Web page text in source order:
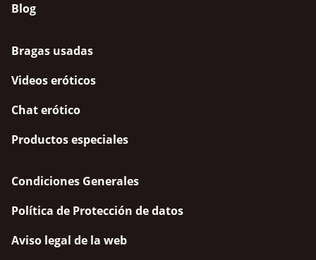
Blog
Bragas usadas
Videos eróticos
Chat erótico
Productos especiales
Condiciones Generales
Política de Protección de datos
Aviso legal de la web